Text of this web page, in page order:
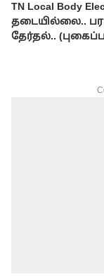
TN Local Body
தடையில்லை..
தேர்தல்..